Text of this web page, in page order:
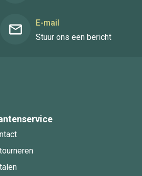
E-mail
Stuur ons een bericht